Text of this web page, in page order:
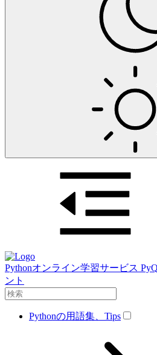
Pythonオンライン学習サービス
ント
Pythonの用語集、Tips